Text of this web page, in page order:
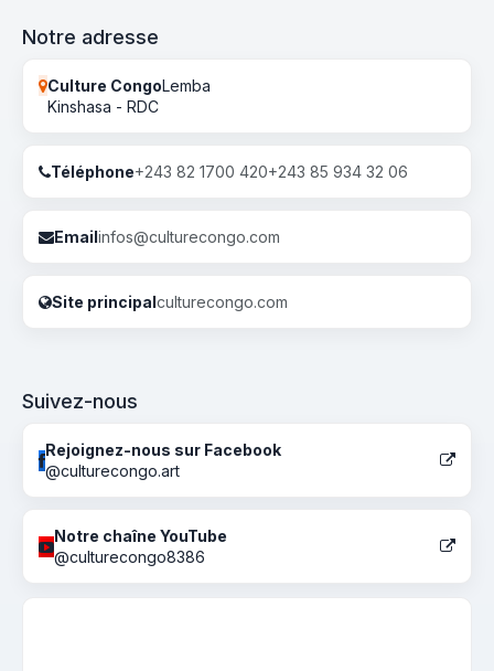
Notre adresse
Culture CongoLemba
Kinshasa - RDC
Téléphone+243 82 1700 420+243 85 934 32 06
Emailinfos@culturecongo.com
Site principalculturecongo.com
Suivez-nous
Rejoignez-nous sur Facebook
@culturecongo.art
Notre chaîne YouTube
@culturecongo8386